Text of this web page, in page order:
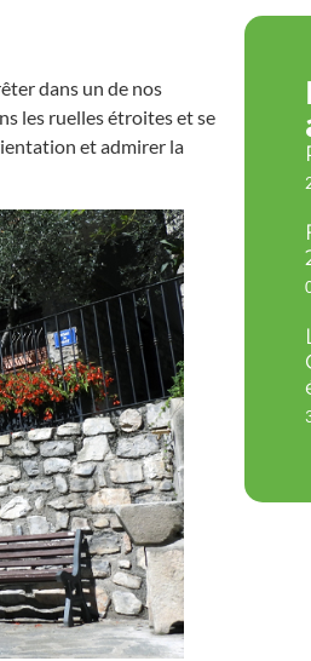
dans un de nos
les ruelles étroites et se
et admirer la